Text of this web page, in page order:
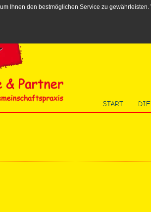
START
Ihnen den bestmöglichen Service zu